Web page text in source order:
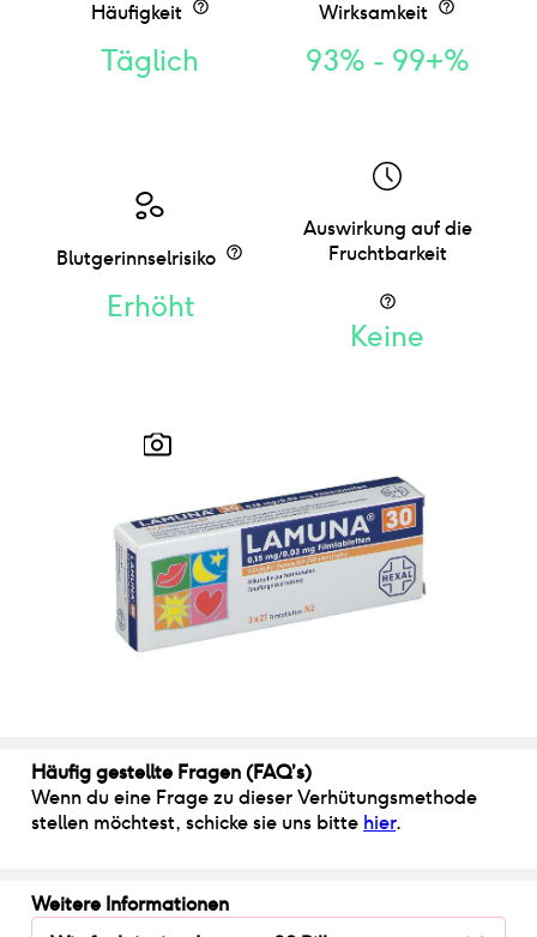
Häufigkeit
Täglich
Wirksamkeit
93% - 99+%
Blutgerinnselrisiko
Erhöht
Auswirkung auf die
Fruchtbarkeit
Keine
Häufig gestellte Fragen (FAQ’s)
Wenn du eine Frage zu dieser Verhütungsmethode
stellen möchtest, schicke sie uns bitte hier.
Weitere Informationen